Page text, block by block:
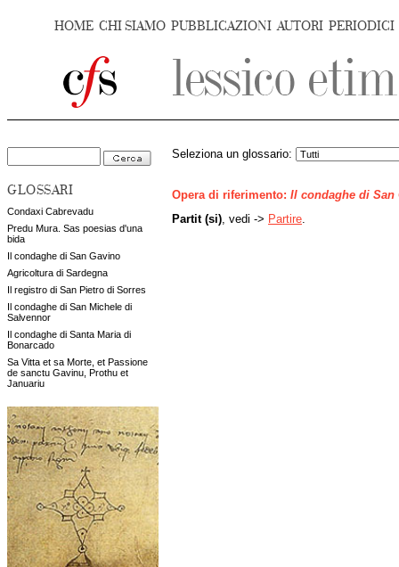
HOME CHI SIAMO PUBBLICAZIONI AUTORI PERIODICI
GLOSSARI
Condaxi Cabrevadu
Predu Mura. Sas poesias d'una
bida
Il condaghe di San Gavino
Agricoltura di Sardegna
Il registro di San Pietro di Sorres
Il condaghe di San Michele di
Salvennor
Il condaghe di Santa Maria di
Bonarcado
Sa Vitta et sa Morte, et Passione
de sanctu Gavinu, Prothu et
Januariu
Seleziona un glossario:
Opera di riferimento: Il condaghe di San
Partit (si) , vedi -> Partire